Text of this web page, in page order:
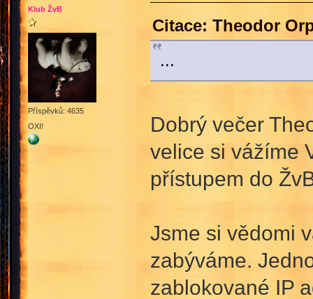
Klub ŽvB
Příspěvků: 4635
OXI!
Citace: Theodor
...
Dobrý večer
velice si vážíme
přístupem do
Jsme si vědomi
zabýváme.
zablokované IP